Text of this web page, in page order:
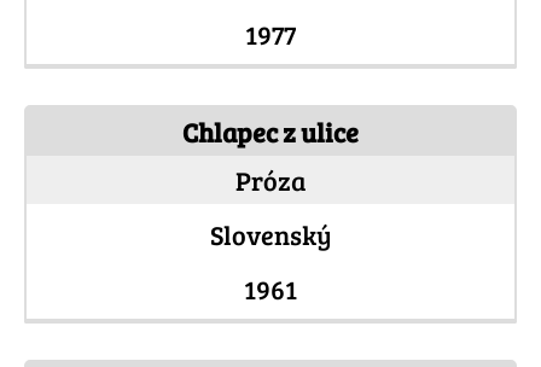
1977
Chlapec z ulice
Próza
Slovenský
1961